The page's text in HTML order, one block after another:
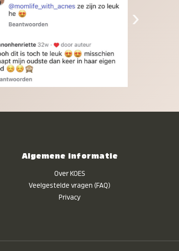
›
Algemene informatie
Over KOES
Veelgestelde vragen (FAQ)
Privacy